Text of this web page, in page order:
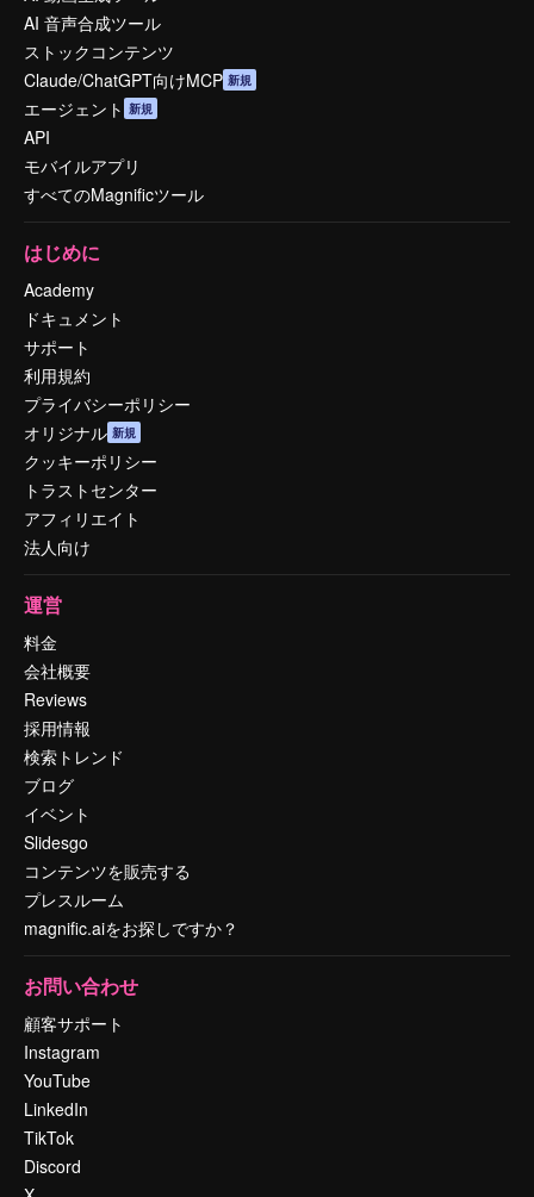
AI 音声合成ツール
ストックコンテンツ
Claude/ChatGPT向けMCP 新規
エージェント 新規
API
モバイルアプリ
すべてのMagnificツール
はじめに
Academy
ドキュメント
サポート
利用規約
プライバシーポリシー
オリジナル 新規
クッキーポリシー
トラストセンター
アフィリエイト
法人向け
運営
料金
会社概要
Reviews
採用情報
検索トレンド
ブログ
イベント
Slidesgo
コンテンツを販売する
プレスルーム
magnific.aiをお探しですか？
お問い合わせ
顧客サポート
Instagram
YouTube
LinkedIn
TikTok
Discord